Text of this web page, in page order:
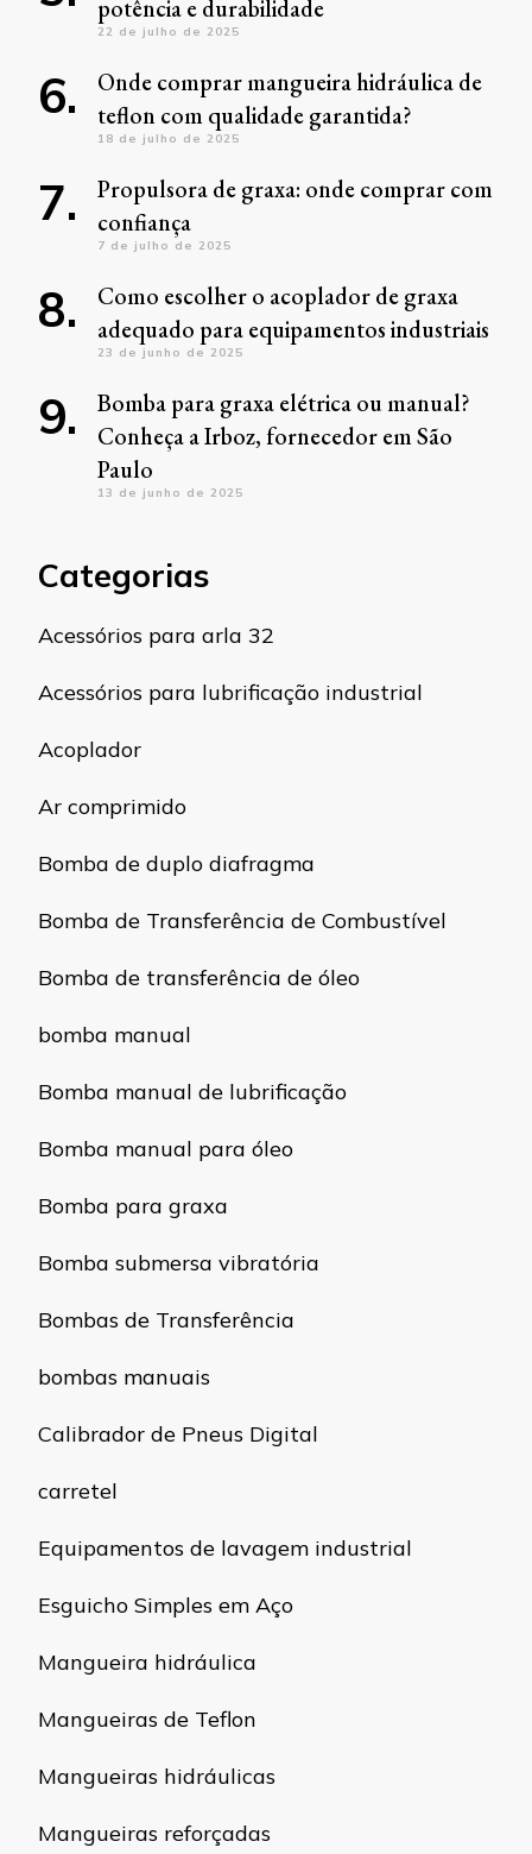
potência e durabilidade
22 de julho de 2025
Onde comprar mangueira hidráulica de
teflon com qualidade garantida?
18 de julho de 2025
Propulsora de graxa: onde comprar com
confiança
7 de julho de 2025
Como escolher o acoplador de graxa
adequado para equipamentos industriais
23 de junho de 2025
Bomba para graxa elétrica ou manual?
Conheça a Irboz, fornecedor em São
Paulo
13 de junho de 2025
Categorias
Acessórios para arla 32
Acessórios para lubrificação industrial
Acoplador
Ar comprimido
Bomba de duplo diafragma
Bomba de Transferência de Combustível
Bomba de transferência de óleo
bomba manual
Bomba manual de lubrificação
Bomba manual para óleo
Bomba para graxa
Bomba submersa vibratória
Bombas de Transferência
bombas manuais
Calibrador de Pneus Digital
carretel
Equipamentos de lavagem industrial
Esguicho Simples em Aço
Mangueira hidráulica
Mangueiras de Teflon
Mangueiras hidráulicas
Mangueiras reforçadas